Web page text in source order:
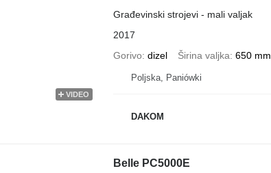
VIDEO
Građevinski strojevi - mali valjak
2017
Gorivo dizel Širina valjka 650 mm
Poljska, Paniówki
DAKOM
Belle PC5000E